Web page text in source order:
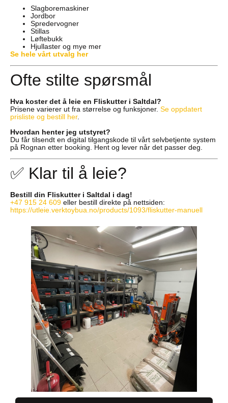
Slagboremaskiner
Jordbor
Spredervogner
Stillas
Løftebukk
Hjullaster og mye mer
Se hele vårt utvalg her
Ofte stilte spørsmål
Hva koster det å leie en Fliskutter i Saltdal?
Prisene varierer ut fra størrelse og funksjoner. Se oppdatert
prisliste og bestill her.
Hvordan henter jeg utstyret?
Du får tilsendt en digital tilgangskode til vårt selvbetjente system
på Rognan etter booking. Hent og lever når det passer deg.
✅ Klar til å leie?
Bestill din Fliskutter i Saltdal i dag!
+47 915 24 609 eller bestill direkte på nettsiden:
https://utleie.verktoybua.no/products/1093/fliskutter-manuell